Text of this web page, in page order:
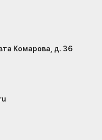
Комарова, д. 36